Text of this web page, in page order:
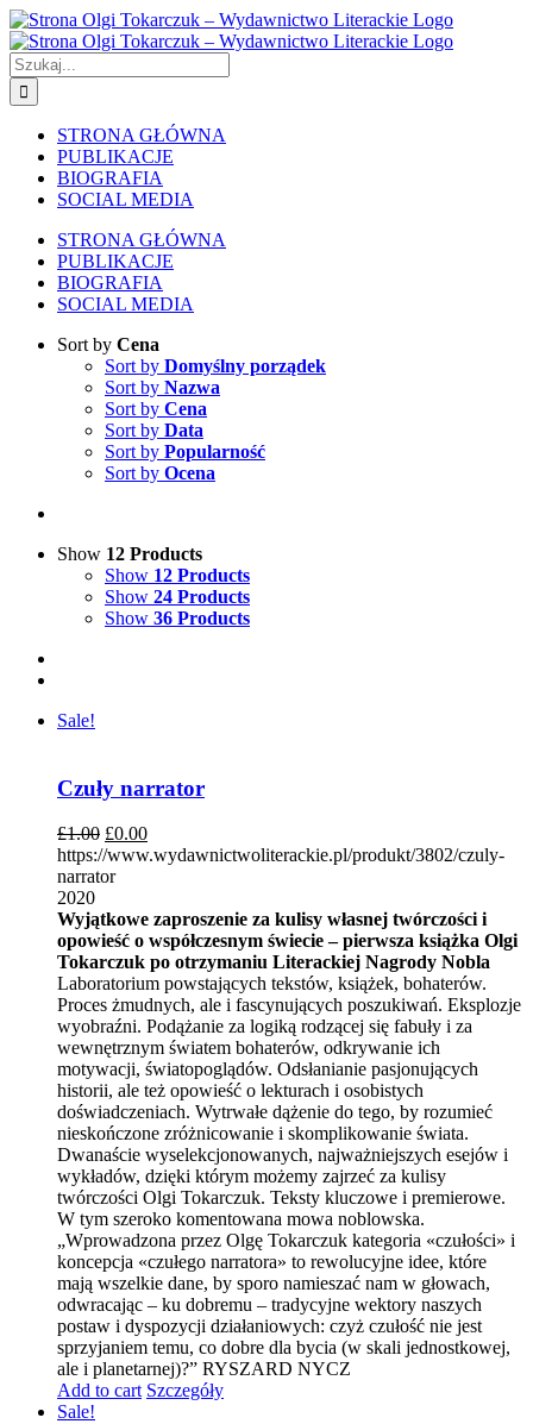
Skip
to
content
Szukaj
STRONA GŁÓWNA
PUBLIKACJE
BIOGRAFIA
SOCIAL MEDIA
STRONA GŁÓWNA
PUBLIKACJE
BIOGRAFIA
SOCIAL MEDIA
Sort by Cena
Sort by Domyślny porządek
Sort by Nazwa
Sort by Cena
Sort by Data
Sort by Popularność
Sort by Ocena
Show 12 Products
Show 12 Products
Show 24 Products
Show 36 Products
Sale!
Czuły narrator
£1.00 £0.00
https://www.wydawnictwoliterackie.pl/produkt/3802/czuly-
narrator
2020
Wyjątkowe zaproszenie za kulisy własnej twórczości i
opowieść o współczesnym świecie – pierwsza książka Olgi
Tokarczuk po otrzymaniu Literackiej Nagrody Nobla
Laboratorium powstających tekstów, książek, bohaterów.
Proces żmudnych, ale i fascynujących poszukiwań. Eksplozje
wyobraźni. Podążanie za logiką rodzącej się fabuły i za
wewnętrznym światem bohaterów, odkrywanie ich
motywacji, światopoglądów. Odsłanianie pasjonujących
historii, ale też opowieść o lekturach i osobistych
doświadczeniach. Wytrwałe dążenie do tego, by rozumieć
nieskończone zróżnicowanie i skomplikowanie świata.
Dwanaście wyselekcjonowanych, najważniejszych esejów i
wykładów, dzięki którym możemy zajrzeć za kulisy
twórczości Olgi Tokarczuk. Teksty kluczowe i premierowe.
W tym szeroko komentowana mowa noblowska.
„Wprowadzona przez Olgę Tokarczuk kategoria «czułości» i
koncepcja «czułego narratora» to rewolucyjne idee, które
mają wszelkie dane, by sporo namieszać nam w głowach,
odwracając – ku dobremu – tradycyjne wektory naszych
postaw i dyspozycji działaniowych: czyż czułość nie jest
sprzyjaniem temu, co dobre dla bycia (w skali jednostkowej,
ale i planetarnej)?” RYSZARD NYCZ
Add to cart Szczegóły
Sale!